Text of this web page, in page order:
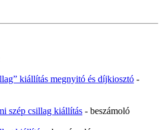
kiállítás megnyitó és díjkiosztó -
szép csillag kiállítás - beszámoló